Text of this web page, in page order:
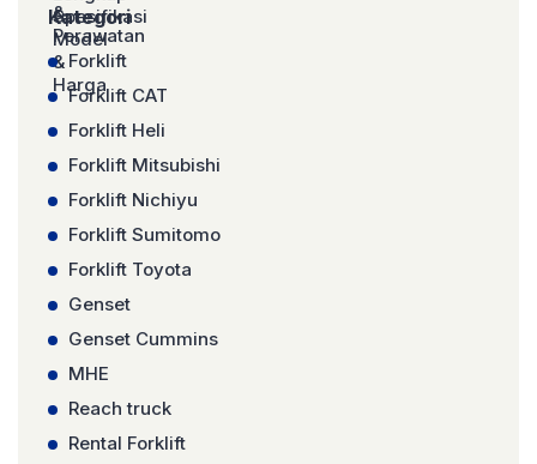
Kategori
Forklift
Forklift CAT
Forklift Heli
Forklift Mitsubishi
Forklift Nichiyu
Forklift Sumitomo
Forklift Toyota
Genset
Genset Cummins
MHE
Reach truck
Rental Forklift